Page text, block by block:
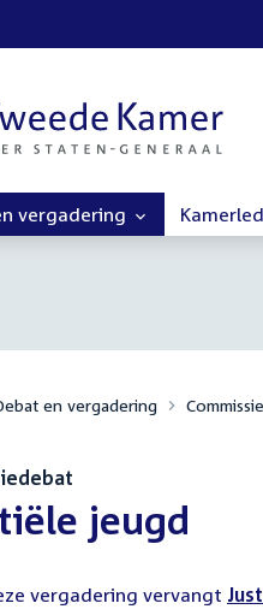
vergadering
en vergadering
jeugd
vergadering vervangt